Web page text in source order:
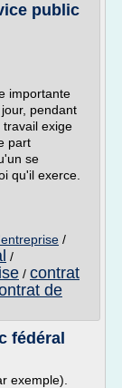
public
importante
pendant
exige
part
se
qu'il exerce.
/
/
/ contrat
de
fédéral
exemple).